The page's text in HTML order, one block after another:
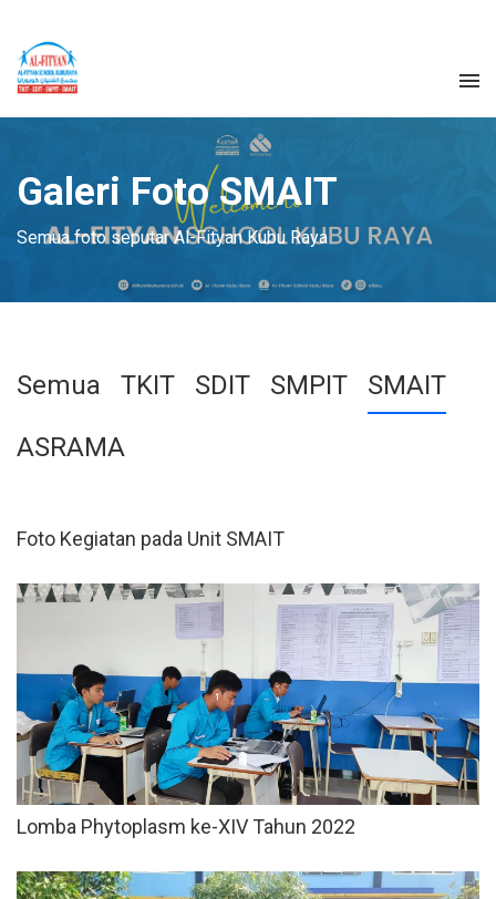
Galeri Foto SMAIT
Semua foto seputar Al-Fityan Kubu Raya
Semua TKIT SDIT SMPIT
SMAIT
ASRAMA
Foto Kegiatan pada Unit SMAIT
Lomba Phytoplasm ke-XIV Tahun 2022